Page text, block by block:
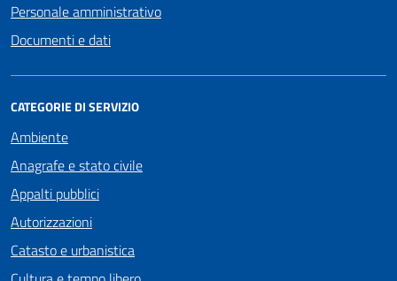
Personale amministrativo
Documenti e dati
CATEGORIE DI SERVIZIO
Ambiente
Anagrafe e stato civile
Appalti pubblici
Autorizzazioni
Catasto e urbanistica